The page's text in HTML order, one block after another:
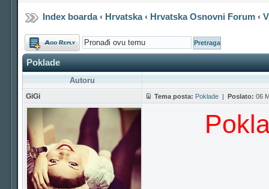
Index boarda‹ Hrvatska‹ Hrvatska Osnovni Forum‹
Odgovori
Poklade
Autoru
GiGi Tema posta: Poklade | Poslato: 06